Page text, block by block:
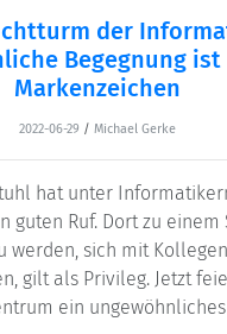
der
Begegnung ist
Markenzeichen
2022-06-29 / Michael Gerke
hat unter
guten Ruf. Dort zu einem
werden, sich mit Kollegen
gilt als Privileg. Jetzt
ein ungewöhnliches